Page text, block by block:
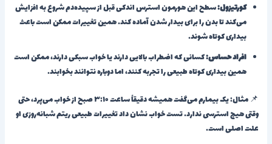
کورتیزول:سطح این هورمون استرس اندکی قبل از سپیده‌دم شروع به افزایش
می‌کند تا بدن را برای بیدار شدن آماده کند. همین تغییرات ممکن است باعث
بیداری کوتاه شوند.
افراد حساس:کسانی که اضطراب بالایی دارند یا خواب سبکی دارند، ممکن است
همین بیداری کوتاه طبیعی را تجربه کنند، اما دوباره نتوانند بخوابند.
📌 مثال: یک بیمارم می‌گفت همیشه دقیقاً ساعت ۳:۱۰ صبح از خواب می‌پرد، حتی
وقتی هیچ استرسی ندارد. تست خواب نشان داد تغییرات طبیعی ریتم شبانه‌روزی او
علت اصلی است.